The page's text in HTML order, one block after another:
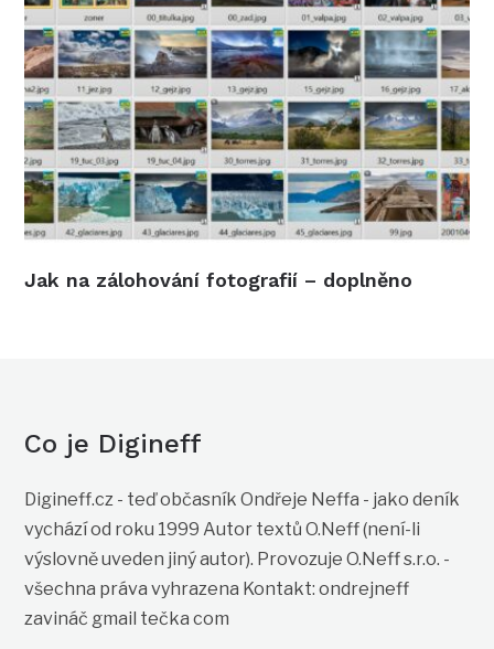
Jak na zálohování fotografií – doplněno
Co je Digineff
Digineff.cz - teď občasník Ondřeje Neffa - jako deník
vychází od roku 1999 Autor textů O.Neff (není-li
výslovně uveden jiný autor). Provozuje O.Neff s.r.o. -
všechna práva vyhrazena Kontakt: ondrejneff
zavináč gmail tečka com